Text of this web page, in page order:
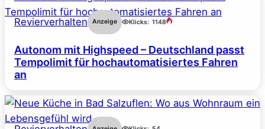
Revierverhalten Anzeige Klicks: 1148
Autonom mit Highspeed – Deutschland passt
Tempolimit für hochautomatisiertes Fahren
an